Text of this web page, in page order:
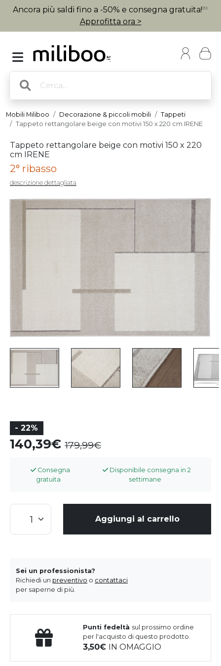
Ancora più saldi fino a -50% e consegna gratuita! (1)
Approfitta ora >
Mobili Miliboo Decorazione & piccoli mobili
Tappeti
Tappeto rettangolare beige con motivi 150 x 220 cm IRENE
Tappeto rettangolare beige con motivi 150 x 220
cm IRENE
2° ribasso
descrizione dettagliata
- 22%
140,39 179,99
Consegna
gratuita
Disponibile consegna in 2
settimane
Aggiungi al carrello
Sei un professionista?
Richiedi un preventivo o contattaci
per saperne di più.
Punti fedeltà sul prossimo ordine
per l'acquisto di questo prodotto.
3,50 IN OMAGGIO